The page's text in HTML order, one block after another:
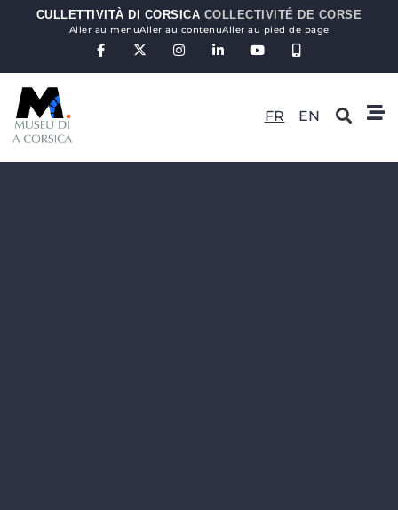
CULLETTIVITÀ DI CORSICA COLLECTIVITÉ DE CORSE
Aller au menuAller au contenuAller au pied de page
FR EN